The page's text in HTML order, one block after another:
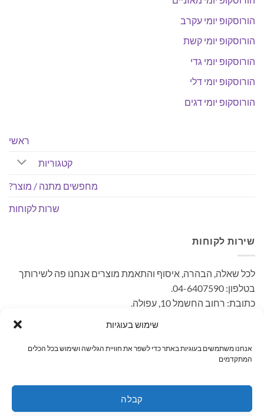
שימוש בעוגיות
אנחנו משתמשים בעוגיות באתר כדי לשפר את חוויית הגלישה ושימוש בכל הכלים
המתקדמים
קבלה
הורוסקופ יומי עקרב
הורוסקופ יומי קשת
הורוסקופ יומי גדי
הורוסקופ יומי דלי
הורוסקופ יומי דגים
ראשי
קטגוריות
מחפשים מתנה / מוצר?
שרות לקוחות
שירות לקוחות
לכל שאלה, הבהרה, איסוף והתאמת מוצרים אנחנו פה לשירותך
בטלפון: 04-6407590.
כתובת: רחוב החשמל 10, עפולה.
– קיימת אפשרות לאיסוף עצמי ללא עלות. בתאום מראש בימים
Visa
PayPal
MasterCard